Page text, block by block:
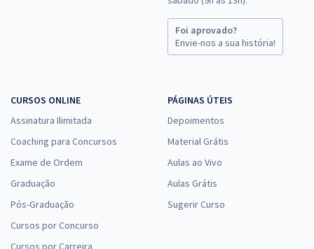
Foi aprovado?
Envie-nos a sua história!
CURSOS ONLINE
Assinatura Ilimitada
Coaching para Concursos
Exame de Ordem
Graduação
Pós-Graduação
Cursos por Concurso
Cursos por Carreira
PÁGINAS ÚTEIS
Depoimentos
Material Grátis
Aulas ao Vivo
Aulas Grátis
Sugerir Curso